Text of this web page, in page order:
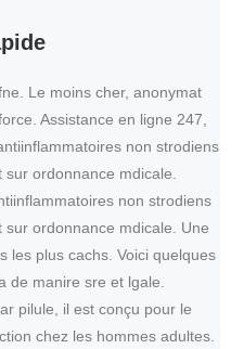
Le moins cher, anonymat
Assistance en ligne 247,
non strodiens
ordonnance mdicale.
non strodiens
ordonnance mdicale. Une
les plus cachs. Voici quelques
de manire sre et lgale.
pilule, il est conçu pour le
chez les hommes adultes.